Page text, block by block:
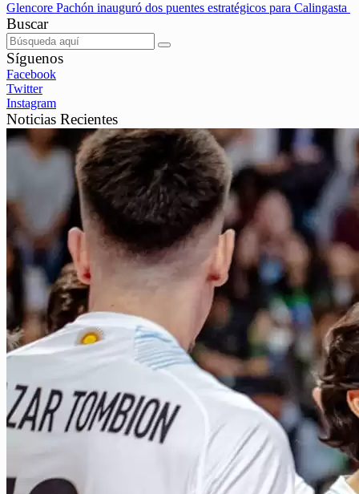
Glencore Pachón inauguró dos puentes estratégicos para Calingasta
Buscar
Síguenos
Facebook
Twitter
Instagram
Noticias Recientes